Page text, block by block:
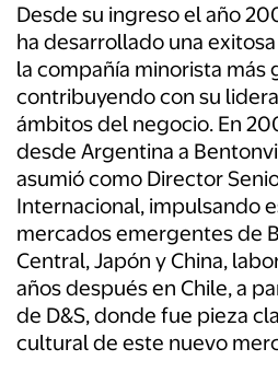
Desde su ingreso el año
ha desarrollado una
la compañía minorista más
contribuyendo con su
ámbitos del negocio. En
desde Argentina a
asumió como Director
Internacional, impulsando
mercados emergentes de
Central, Japón y China,
años después en Chile, a
de D&S,donde fue pieza
cultural de este nuevo